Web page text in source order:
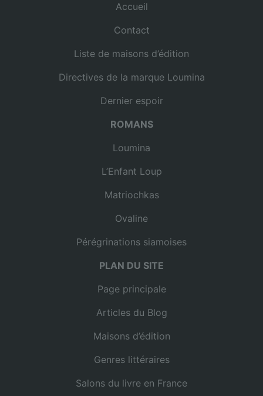
Accueil
Contact
Liste de maisons d’édition
Directives de la marque Loumina
Dernier espoir
ROMANS
Loumina
L’Enfant Loup
Matriochkas
Ovaline
Pérégrinations siamoises
PLAN DU SITE
Page principale
Articles du Blog
Maisons d’édition
Genres littéraires
Salons du livre en France